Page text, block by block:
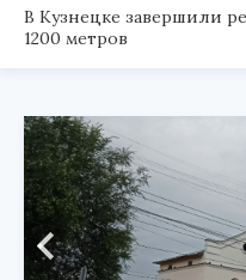
В Кузнецке завершили
1200 метров